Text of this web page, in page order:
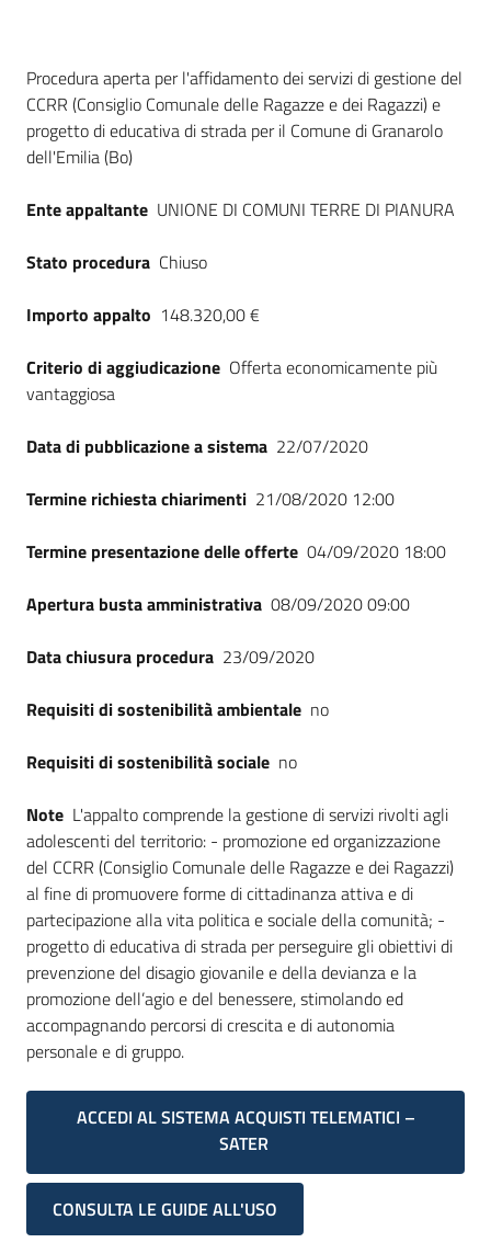
Dati del bando
Procedura aperta per l'affidamento dei servizi di gestione del
CCRR (Consiglio Comunale delle Ragazze e dei Ragazzi) e
progetto di educativa di strada per il Comune di Granarolo
dell'Emilia (Bo)
Ente appaltante UNIONE DI COMUNI TERRE DI PIANURA
Stato procedura Chiuso
Importo appalto 148.320,00 €
Criterio di aggiudicazione Offerta economicamente più
vantaggiosa
Data di pubblicazione a sistema 22/07/2020
Termine richiesta chiarimenti 21/08/2020 12:00
Termine presentazione delle offerte 04/09/2020 18:00
Apertura busta amministrativa 08/09/2020 09:00
Data chiusura procedura 23/09/2020
Requisiti di sostenibilità ambientale no
Requisiti di sostenibilità sociale no
Note L'appalto comprende la gestione di servizi rivolti agli
adolescenti del territorio: - promozione ed organizzazione
del CCRR (Consiglio Comunale delle Ragazze e dei Ragazzi)
al fine di promuovere forme di cittadinanza attiva e di
partecipazione alla vita politica e sociale della comunità; -
progetto di educativa di strada per perseguire gli obiettivi di
prevenzione del disagio giovanile e della devianza e la
promozione dell’agio e del benessere, stimolando ed
accompagnando percorsi di crescita e di autonomia
personale e di gruppo.
ACCEDI AL SISTEMA ACQUISTI TELEMATICI –
SATER
CONSULTA LE GUIDE ALL'USO